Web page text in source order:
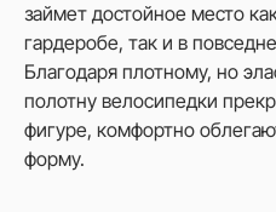
займет достойное место
гардеробе, так и в
Благодаря плотному, но
полотну велосипедки
фигуре, комфортно
форму.